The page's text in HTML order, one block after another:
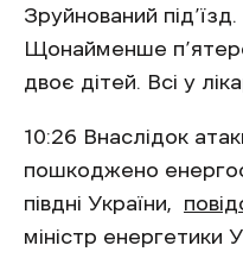
Зруйнований
Щонайменше
двоє дітей. Всі у
10:26 Внаслідок
пошкоджено
півдні України,
міністр енергетики